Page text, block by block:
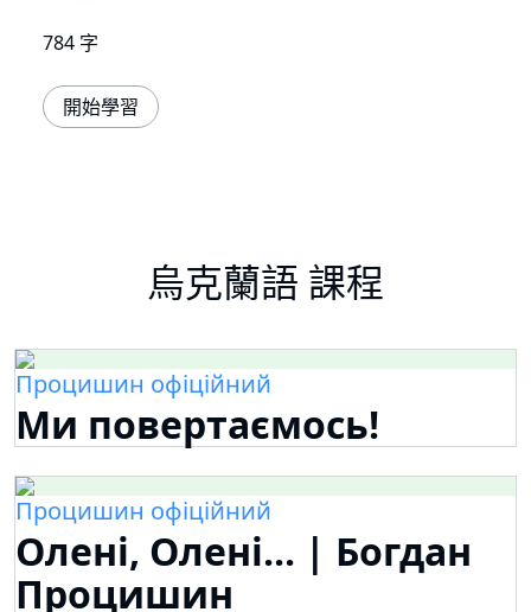
784 字
開始學習
烏克蘭語 課程
Процишин офіційний
Ми повертаємось!
Процишин офіційний
Олені, Олені... | Богдан
Процишин